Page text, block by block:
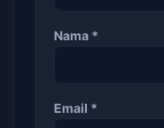
Nama *
Email *